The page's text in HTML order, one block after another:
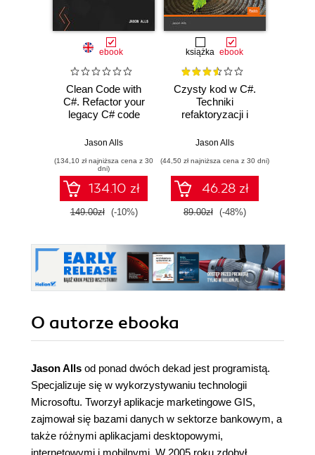
ebook
Clean Code with
C#. Refactor your
legacy C# code
application
best practices -
Second Edition
Jason Alls
(134,10 zł najniższa cena z 30
dni)
134.10 zł
149.00zł (-10%)
książka ebook
Czysty kod w C#.
Techniki
refaktoryzacji i
Jason Alls
(44,50 zł najniższa cena z 30 dni)
46.28 zł
89.00zł (-48%)
O autorze ebooka
Jason Alls od ponad dwóch dekad jest programistą.
Specjalizuje się w wykorzystywaniu technologii
Microsoftu. Tworzył aplikacje marketingowe GIS,
zajmował się bazami danych w sektorze bankowym, a
także różnymi aplikacjami desktopowymi,